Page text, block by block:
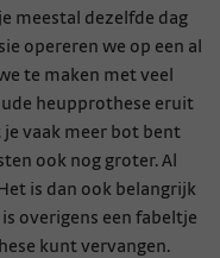
meestal dezelfde dag
opereren we op een al
te maken met veel
heupprothese eruit
je vaak meer bot bent
ook nog groter. Al
is dan ook belangrijk
overigens een fabeltje
kunt vervangen.